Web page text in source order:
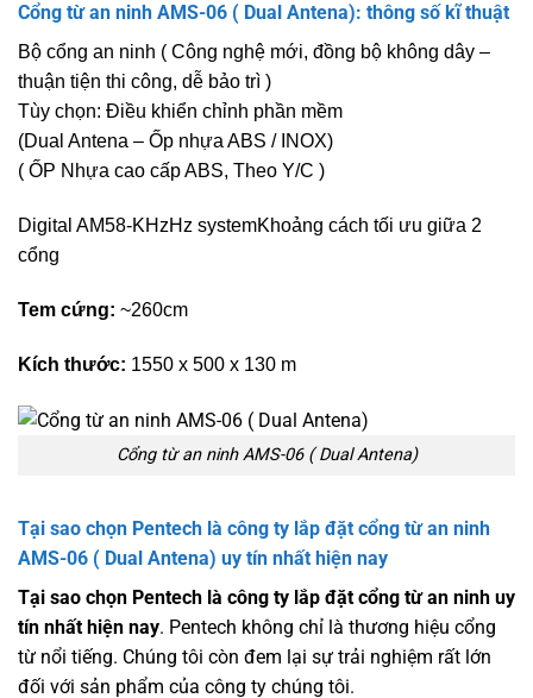
Cổng từ an ninh AMS-06 ( Dual Antena): thông số kĩ thuật
Bộ cổng an ninh ( Công nghệ mới, đồng bộ không dây –
thuận tiện thi công, dễ bảo trì )
Tùy chọn: Điều khiển chỉnh phần mềm
(Dual Antena – Ốp nhựa ABS / INOX)
( ỐP Nhựa cao cấp ABS, Theo Y/C )
Digital AM58-KHzHz systemKhoảng cách tối ưu giữa 2
cổng
Tem cứng: ~260cm
Kích thước: 1550 x 500 x 130 m
Cổng từ an ninh AMS-06 ( Dual Antena)
Tại sao chọn Pentech là công ty lắp đặt cổng từ an ninh
AMS-06 ( Dual Antena) uy tín nhất hiện nay
Tại sao chọn Pentech là công ty lắp đặt cổng từ an ninh uy
tín nhất hiện nay. Pentech không chỉ là thương hiệu cổng
từ nổi tiếng. Chúng tôi còn đem lại sự trải nghiệm rất lớn
đối với sản phẩm của công ty chúng tôi.